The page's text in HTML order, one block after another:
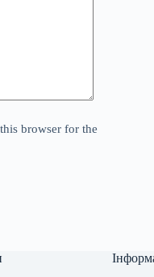
browser for the